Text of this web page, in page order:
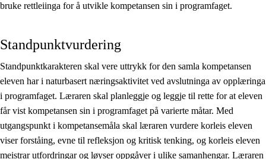
bruke rettleiinga for å utvikle kompetansen sin i programfaget.
Standpunktvurdering
Standpunktkarakteren skal vere uttrykk for den samla kompetansen
eleven har i naturbasert næringsaktivitet ved avslutninga av opplæringa
i programfaget. Læraren skal planleggje og leggje til rette for at eleven
får vist kompetansen sin i programfaget på varierte måtar. Med
utgangspunkt i kompetansemåla skal læraren vurdere korleis eleven
viser forståing, evne til refleksjon og kritisk tenking, og korleis eleven
meistrar utfordringar og løyser oppgåver i ulike samanhengar. Læraren